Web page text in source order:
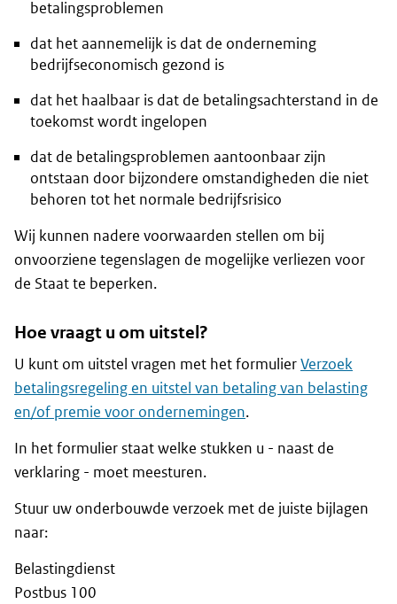
betalingsproblemen
dat het aannemelijk is dat de onderneming
bedrijfseconomisch gezond is
dat het haalbaar is dat de betalingsachterstand in de
toekomst wordt ingelopen
dat de betalingsproblemen aantoonbaar zijn
ontstaan door bijzondere omstandigheden die niet
behoren tot het normale bedrijfsrisico
Wij kunnen nadere voorwaarden stellen om bij
onvoorziene tegenslagen de mogelijke verliezen voor
de Staat te beperken.
Hoe vraagt u om uitstel?
U kunt om uitstel vragen met het formulierVerzoek
betalingsregeling en uitstel van betaling van belasting
en/of premie voor ondernemingen.
In het formulier staat welke stukken u - naast de
verklaring - moet meesturen.
Stuur uw onderbouwde verzoek met de juiste bijlagen
naar:
Belastingdienst
Postbus 100